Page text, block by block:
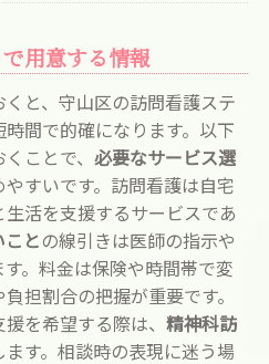
用意する情報
と、守山区の訪問看護ステ
間で的確になります。以下
ことで、 必要なサービス選
やすいです。訪問看護は自宅
活を支援するサービスであ
と の線引きは医師の指示や
。料金は保険や時間帯で変
担割合の把握が重要です。
を希望する際は、 精神科訪
ます。相談時の表現に迷う場